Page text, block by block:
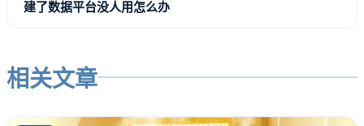
建了数据平台没人用怎么办
相关文章